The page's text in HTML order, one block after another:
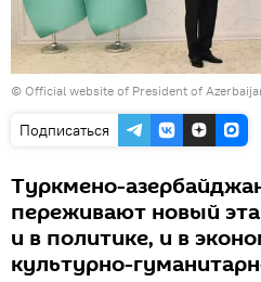
© Official website of President of
Подписаться
Туркмено-
переживают новый
и в политике, и в
культурно-